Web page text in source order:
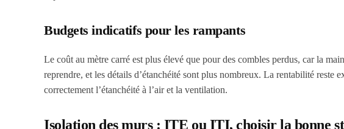
Budgets indicatifs pour les rampants
Le coût au mètre carré est plus élevé que pour des combles perdus, car la
reprendre, et les détails d’étanchéité sont plus nombreux. La rentabilité reste
correctement l’étanchéité à l’air et la ventilation.
Isolation des murs : ITE ou ITI, choisir la bonne